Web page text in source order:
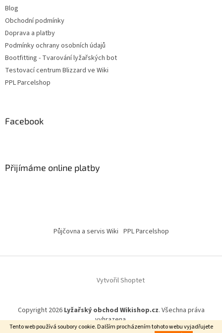
Tento web používá soubory cookie. Dalším procházením tohoto webu vyjadřujete
Blog
Obchodní podmínky
Doprava a platby
Podmínky ochrany osobních údajů
Bootfitting - Tvarování lyžařských bot
Testovací centrum Blizzard ve Wiki
PPL Parcelshop
Facebook
Přijímáme online platby
Půjčovna a servis Wiki PPL Parcelshop
Vytvořil Shoptet
Copyright 2026 Lyžařský obchod Wikishop.cz. Všechna práva
vyhrazena.